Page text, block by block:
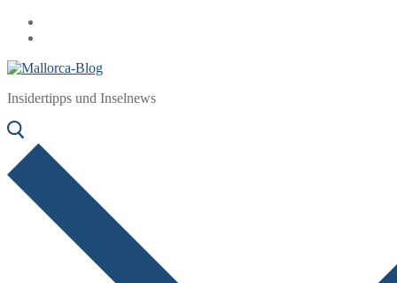
Zum
Inhalt
Menü
Schließen
Insidertipps und Inselnews